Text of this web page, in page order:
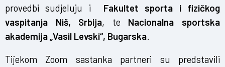
provedbi sudjeluju i Fakultet sporta i fizičkog
vaspitanja Niš, Srbija, te Nacionalna sportska
akademija „Vasil Levski“, Bugarska.
Tijekom Zoom sastanka partneri su predstavili